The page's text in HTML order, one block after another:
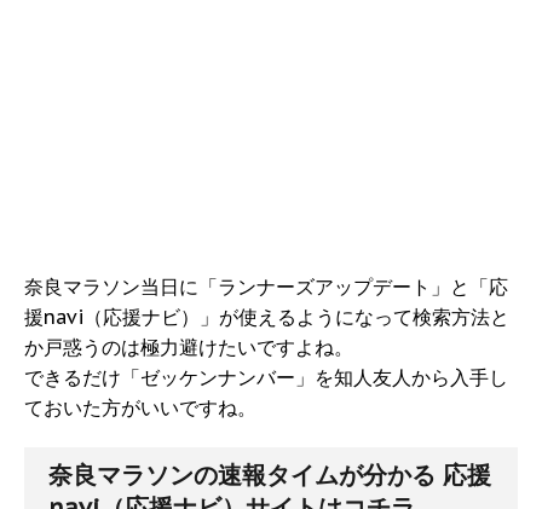
奈良マラソン当日に「ランナーズアップデート」と「応
援navi（応援ナビ）」が使えるようになって検索方法と
か戸惑うのは極力避けたいですよね。
できるだけ「ゼッケンナンバー」を知人友人から入手し
ておいた方がいいですね。
奈良マラソンの速報タイムが分かる 応援